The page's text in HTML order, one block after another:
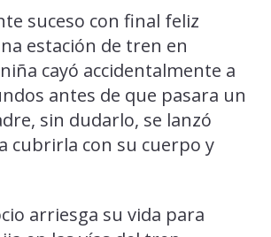
suceso con final feliz
estación de tren en
cayó accidentalmente a
antes de que pasara un
sin dudarlo, se lanzó
cubrirla con su cuerpo y